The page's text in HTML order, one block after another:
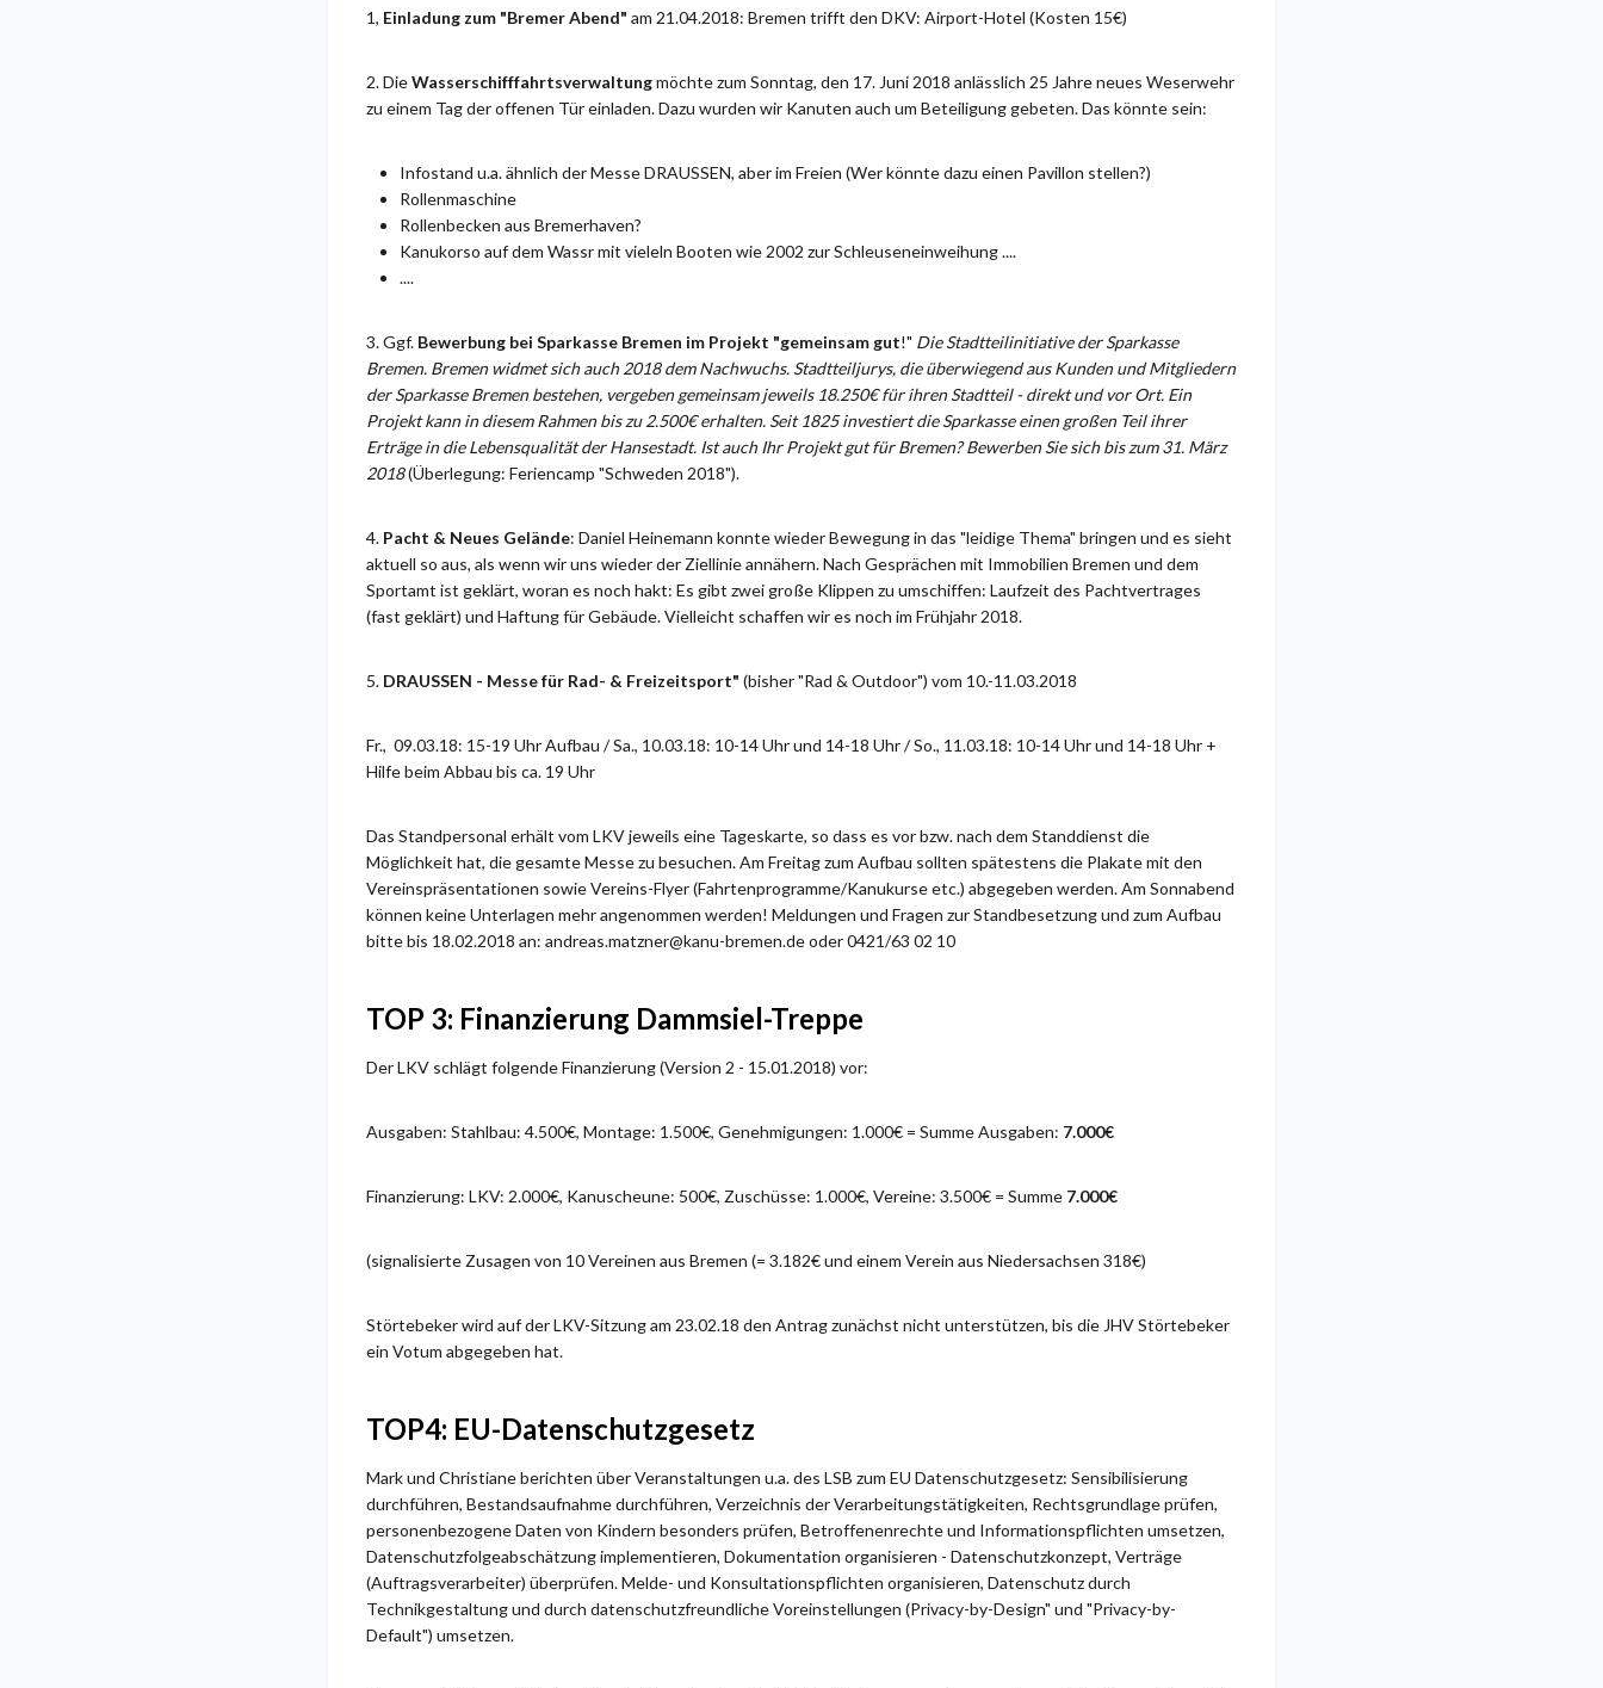
1, Einladung zum "Bremer Abend" am 21.04.2018: Bremen trifft den DKV: Airport-Hotel (Kosten 15€)
2. DieWasserschifffahrtsverwaltungmöchte zum Sonntag, den 17. Juni 2018 anlässlich 25 Jahre neues Weserwehr
zu einem Tag der offenen Tür einladen. Dazu wurden wir Kanuten auch um Beteiligung gebeten. Das könnte sein:
Infostand u.a. ähnlich der Messe DRAUSSEN, aber im Freien (Wer könnte dazu einen Pavillon stellen?)
Rollenmaschine
Rollenbecken aus Bremerhaven?
Kanukorso auf dem Wassr mit vieleln Booten wie 2002 zur Schleuseneinweihung ....
....
3. Ggf. Bewerbung bei Sparkasse Bremen im Projekt "gemeinsam gut!" Die Stadtteilinitiative der Sparkasse
Bremen. Bremen widmet sich auch 2018 dem Nachwuchs. Stadtteiljurys, die überwiegend aus Kunden und Mitgliedern
der Sparkasse Bremen bestehen, vergeben gemeinsam jeweils 18.250€ für ihren Stadtteil - direkt und vor Ort. Ein
Projekt kann in diesem Rahmen bis zu 2.500€ erhalten. Seit 1825 investiert die Sparkasse einen großen Teil ihrer
Erträge in die Lebensqualität der Hansestadt. Ist auch Ihr Projekt gut für Bremen? Bewerben Sie sich bis zum 31. März
2018(Überlegung: Feriencamp "Schweden 2018").
4. Pacht & Neues Gelände: Daniel Heinemann konnte wieder Bewegung in das "leidige Thema" bringen und es sieht
aktuell so aus, als wenn wir uns wieder der Ziellinie annähern. Nach Gesprächen mit Immobilien Bremen und dem
Sportamt ist geklärt, woran es noch hakt: Es gibt zwei große Klippen zu umschiffen: Laufzeit des Pachtvertrages
(fast geklärt) und Haftung für Gebäude. Vielleicht schaffen wir es noch im Frühjahr 2018.
5. DRAUSSEN - Messe für Rad- & Freizeitsport" (bisher "Rad & Outdoor") vom 10.-11.03.2018
Fr., 09.03.18: 15-19 Uhr Aufbau / Sa., 10.03.18: 10-14 Uhr und 14-18 Uhr / So., 11.03.18: 10-14 Uhr und 14-18 Uhr +
Hilfe beim Abbau bis ca. 19 Uhr
Das Standpersonal erhält vom LKV jeweils eine Tageskarte, so dass es vor bzw. nach dem Standdienst die
Möglichkeit hat, die gesamte Messe zu besuchen. Am Freitag zum Aufbau sollten spätestens die Plakate mit den
Vereinspräsentationen sowie Vereins-Flyer (Fahrtenprogramme/Kanukurse etc.) abgegeben werden. Am Sonnabend
können keine Unterlagen mehr angenommen werden! Meldungen und Fragen zur Standbesetzung und zum Aufbau
bitte bis 18.02.2018 an: andreas.matzner@kanu-bremen.de oder 0421/63 02 10
TOP 3: Finanzierung Dammsiel-Treppe
Der LKV schlägt folgende Finanzierung (Version 2 - 15.01.2018) vor:
Ausgaben: Stahlbau: 4.500€, Montage: 1.500€, Genehmigungen: 1.000€ = Summe Ausgaben: 7.000€
Finanzierung: LKV: 2.000€, Kanuscheune: 500€, Zuschüsse: 1.000€, Vereine: 3.500€ = Summe 7.000€
(signalisierte Zusagen von 10 Vereinen aus Bremen (= 3.182€ und einem Verein aus Niedersachsen 318€)
Störtebeker wird auf der LKV-Sitzung am 23.02.18 den Antrag zunächst nicht unterstützen, bis die JHV Störtebeker
ein Votum abgegeben hat.
TOP4: EU-Datenschutzgesetz
Mark und Christiane berichten über Veranstaltungen u.a. des LSB zum EU Datenschutzgesetz: Sensibilisierung
durchführen, Bestandsaufnahme durchführen, Verzeichnis der Verarbeitungstätigkeiten, Rechtsgrundlage prüfen,
personenbezogene Daten von Kindern besonders prüfen, Betroffenenrechte und Informationspflichten umsetzen,
Datenschutzfolgeabschätzung implementieren, Dokumentation organisieren - Datenschutzkonzept, Verträge
(Auftragsverarbeiter) überprüfen. Melde- und Konsultationspflichten organisieren, Datenschutz durch
Technikgestaltung und durch datenschutzfreundliche Voreinstellungen (Privacy-by-Design" und "Privacy-by-
Default") umsetzen.